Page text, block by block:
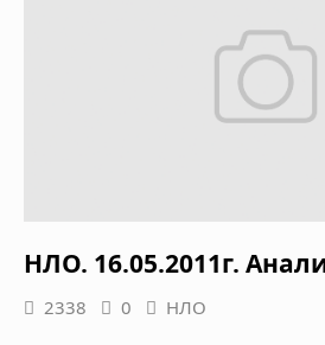
НЛО. 16.05.2011г.
2338 0 НЛО